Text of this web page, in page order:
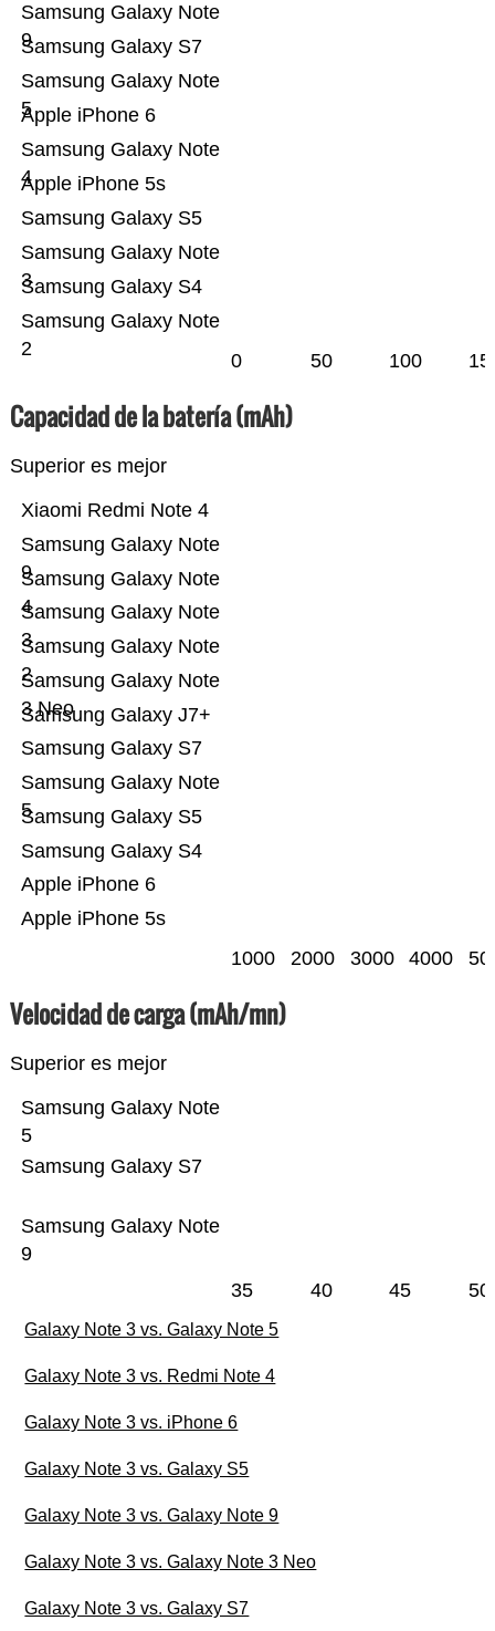
Samsung Galaxy Note
2
Samsung Galaxy S4
Samsung Galaxy Note
3
Samsung Galaxy S5
Apple iPhone 5s
Samsung Galaxy Note
4
Apple iPhone 6
Samsung Galaxy Note
5
Samsung Galaxy S7
Samsung Galaxy Note
9
0 50 100
Capacidad de la batería (mAh)
Superior es mejor
Apple iPhone 5s
Apple iPhone 6
Samsung Galaxy S4
Samsung Galaxy S5
Samsung Galaxy Note
5
Samsung Galaxy S7
Samsung Galaxy J7+
Samsung Galaxy Note
3 Neo
Samsung Galaxy Note
2
Samsung Galaxy Note
3
Samsung Galaxy Note
4
Samsung Galaxy Note
9
Xiaomi Redmi Note 4
1000 2000 3000 4000
Velocidad de carga (mAh/mn)
Superior es mejor
Samsung Galaxy Note
9
Samsung Galaxy S7
Samsung Galaxy Note
5
35 40 45 50
Galaxy Note 3 vs. Galaxy Note 5
Galaxy Note 3 vs. Redmi Note 4
Galaxy Note 3 vs. iPhone 6
Galaxy Note 3 vs. Galaxy S5
Galaxy Note 3 vs. Galaxy Note 9
Galaxy Note 3 vs. Galaxy Note 3 Neo
Galaxy Note 3 vs. Galaxy S7